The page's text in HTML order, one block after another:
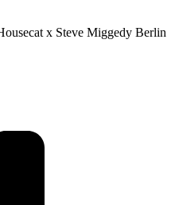
x Steve Miggedy Berlin